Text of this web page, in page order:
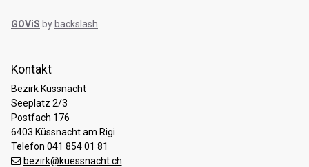
Kontakt
Bezirk Küssnacht
Seeplatz 2/3
Postfach 176
6403 Küssnacht am Rigi
Telefon 041 854 01 81
bezirk@kuessnacht.ch
GOViS by backslash